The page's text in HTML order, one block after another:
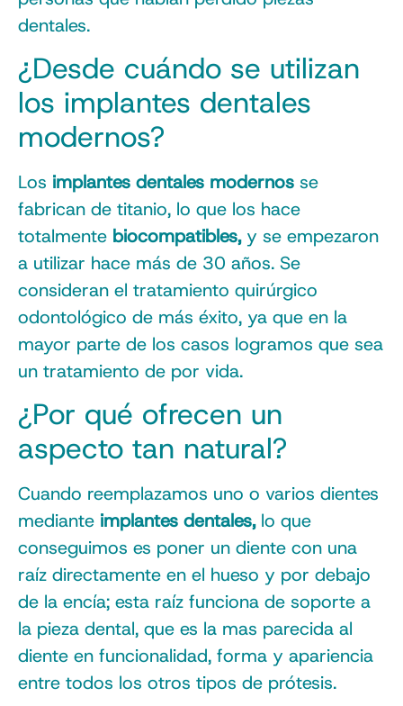
dentales.
¿Desde cuándo se utilizan
los implantes dentales
modernos?
Los implantes dentales modernos se
fabrican de titanio, lo que los hace
totalmente biocompatibles,y se empezaron
a utilizar hace más de 30 años. Se
consideran el tratamiento quirúrgico
odontológico de más éxito, ya que en la
mayor parte de los casos logramos que sea
un tratamiento de por vida.
¿Por qué ofrecen un
aspecto tan natural?
Cuando reemplazamos uno o varios dientes
mediante implantes dentales,lo que
conseguimos es poner un diente con una
raíz directamente en el hueso y por debajo
de la encía; esta raíz funciona de soporte a
la pieza dental, que es la mas parecida al
diente en funcionalidad, forma y apariencia
entre todos los otros tipos de prótesis.